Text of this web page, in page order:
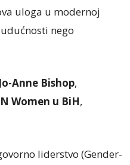
uloga u modernoj
nego
Jo-Anne Bishop,
Women u BiH,
liderstvo (Gender-